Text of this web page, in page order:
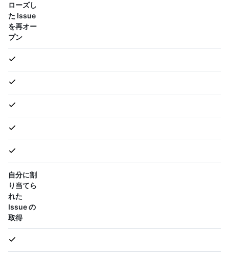
ローズし
た Issue
を再オー
プン
自分に割
り当てら
れた
Issue の
取得